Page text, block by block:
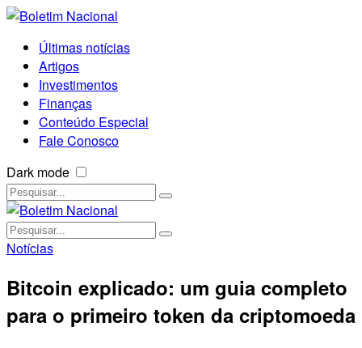
Últimas notícias
Artigos
Investimentos
Finanças
Conteúdo Especial
Fale Conosco
Dark mode
Notícias
Bitcoin explicado: um guia completo
para o primeiro token da criptomoeda